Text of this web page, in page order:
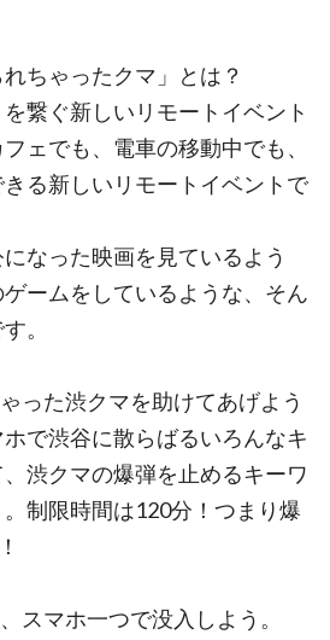
ちゃったクマ」とは？
を繋ぐ新しいリモートイベント
ェでも、電車の移動中でも、
る新しいリモートイベントで
なった映画を見ているよう
ームをしているような、そん
。
った渋クマを助けてあげよう
で渋谷に散らばるいろんなキ
渋クマの爆弾を止めるキーワ
制限時間は120分！つまり爆
スマホ一つで没入しよう。